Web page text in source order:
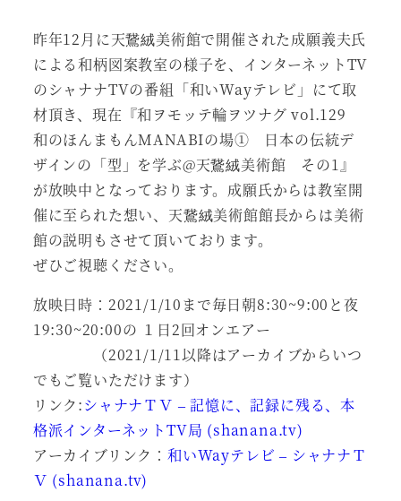
昨年12月に天鵞絨美術館で開催された成願義夫氏
による和柄図案教室の様子を、インターネットTV
のシャナナTVの番組「和いWayテレビ」にて取
材頂き、現在『和ヲモッテ輪ヲツナグ vol.129
和のほんまもんMANABIの場① 日本の伝統デ
ザインの「型」を学ぶ@天鵞絨美術館 その1』
が放映中となっております。成願氏からは教室開
催に至られた想い、天鵞絨美術館館長からは美術
館の説明もさせて頂いております。
ぜひご視聴ください。
放映日時：2021/1/10まで毎日朝8:30~9:00と夜
19:30~20:00の １日2回オンエアー
（2021/1/11以降はアーカイブからいつ
でもご覧いただけます）
リンク:シャナナＴＶ – 記憶に、記録に残る、本
格派インターネットTV局 (shanana.tv)
アーカイブリンク： 和いWayテレビ – シャナナＴ
Ｖ (shanana.tv)